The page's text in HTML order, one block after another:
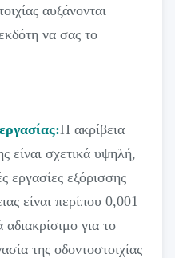
αυξάνονται
να σας το
Η ακρίβεια
είναι σχετικά υψηλή,
εργασίες εξόρισσης
είναι περίπου 0,001
για το
της οδοντοστοιχίας